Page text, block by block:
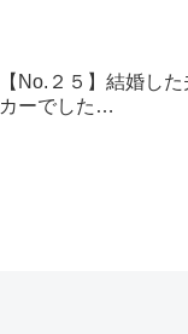
【No.２５】結婚し
カーでした…